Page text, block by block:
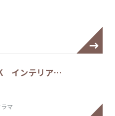
インテリア…
マ